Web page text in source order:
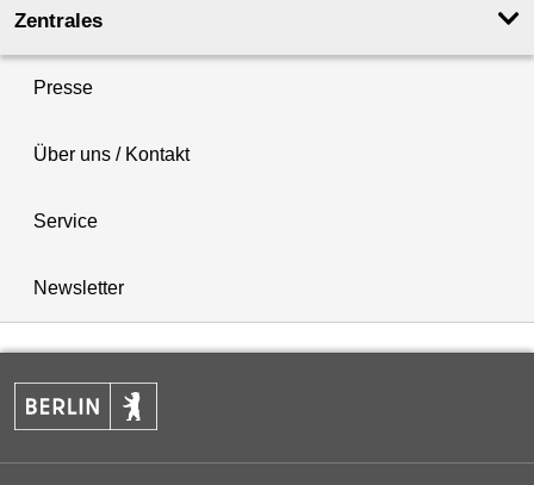
Zentrales
Presse
Über uns / Kontakt
Service
Newsletter